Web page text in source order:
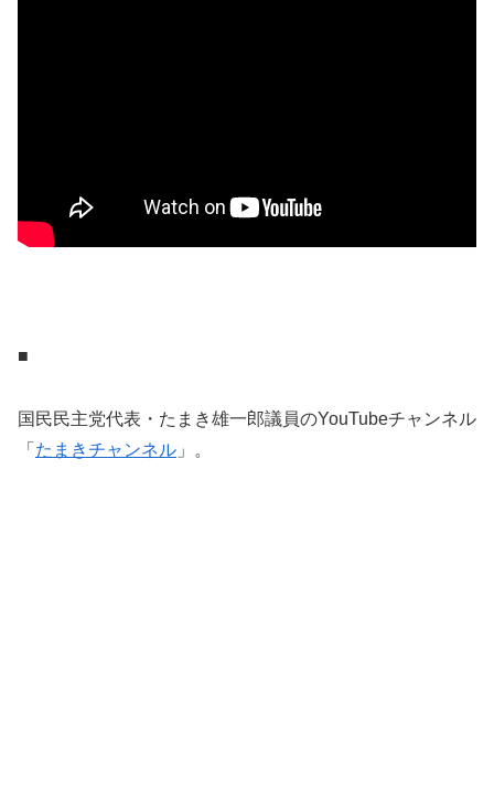
■
国民民主党代表・たまき雄一郎議員のYouTubeチャンネル
「 たまきチャンネル 」。